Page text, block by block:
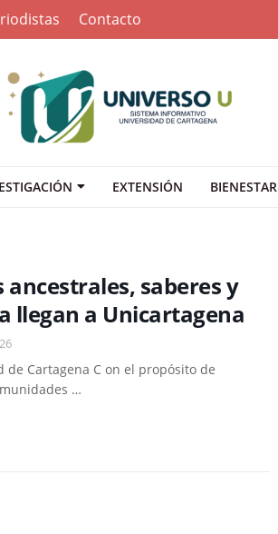
Contacto
EXTENSIÓN BIENESTAR
ancestrales, saberes y
llegan a Unicartagena
de Cartagena C on el propósito de
…